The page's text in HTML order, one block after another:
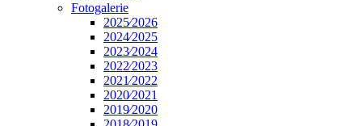
Fotogalerie
2025⁄2026
2024⁄2025
2023⁄2024
2022⁄2023
2021⁄2022
2020⁄2021
2019⁄2020